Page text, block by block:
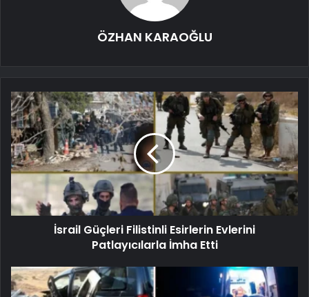
ÖZHAN KARAOĞLU
İsrail Güçleri Filistinli Esirlerin Evlerini
Patlayıcılarla İmha Etti